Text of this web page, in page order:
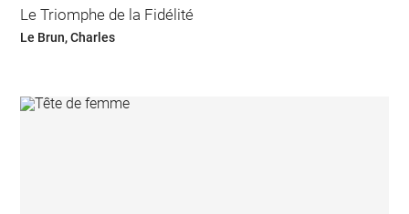
Le Triomphe de la Fidélité
Le Brun, Charles